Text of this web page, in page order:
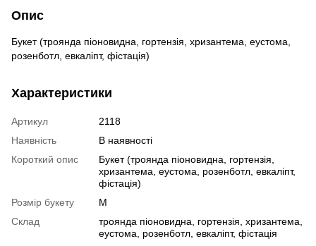
Опис
Букет (троянда піоновидна, гортензія, хризантема, еустома,
розенботл, евкаліпт, фістація)
Характеристики
Артикул
2118
Наявність
В наявності
Короткий опис
Букет (троянда піоновидна, гортензія,
хризантема, еустома, розенботл, евкаліпт,
фістація)
Розмір букету
M
Склад
троянда піоновидна, гортензія, хризантема,
еустома, розенботл, евкаліпт, фістація